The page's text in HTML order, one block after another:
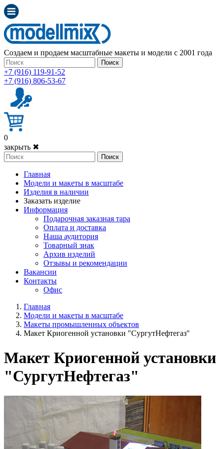
Создаем и продаем масштабные макеты и модели с 2001 года
Поиск
+7 (916) 119-91-52
+7 (916) 806-53-67
0
закрыть ✖
Поиск
Главная
Модели и макеты в масштабе
Изделия в наличии
Заказать изделие
Информация
Подарочная заказная тара
Оплата и доставка
Наша аудитория
Товарный знак
Архив изделий
Отзывы и рекомендации
Вакансии
Контакты
Офис
Главная
Модели и макеты в масштабе
Макеты промышленных объектов
Макет Криогенной установки "СургутНефтегаз"
Макет Криогенной установки
"СургутНефтегаз"